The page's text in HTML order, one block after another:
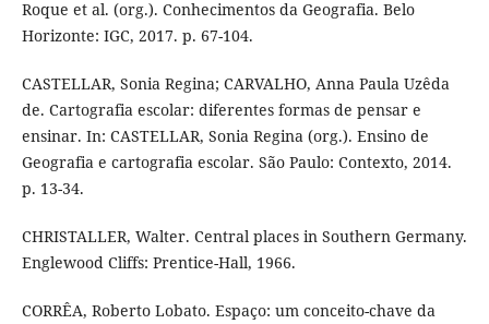
Roque et al. (org.). Conhecimentos da Geografia. Belo
Horizonte: IGC, 2017. p. 67-104.
CASTELLAR, Sonia Regina; CARVALHO, Anna Paula Uzêda
de. Cartografia escolar: diferentes formas de pensar e
ensinar. In: CASTELLAR, Sonia Regina (org.). Ensino de
Geografia e cartografia escolar. São Paulo: Contexto, 2014.
p. 13-34.
CHRISTALLER, Walter. Central places in Southern Germany.
Englewood Cliffs: Prentice-Hall, 1966.
CORRÊA, Roberto Lobato. Espaço: um conceito-chave da